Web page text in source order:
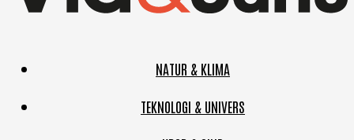
NATUR & KLIMA
TEKNOLOGI & UNIVERS